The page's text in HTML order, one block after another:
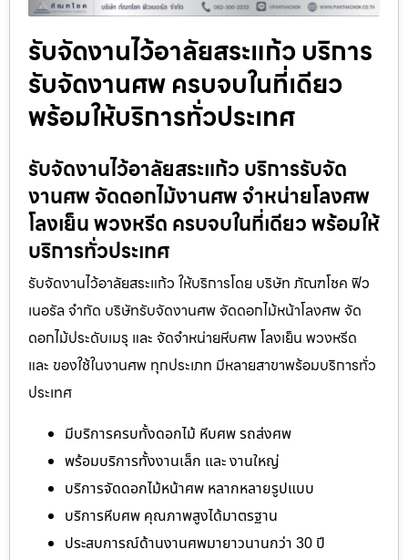
รับจัดงานไว้อาลัยสระแก้ว บริการ
รับจัดงานศพ ครบจบในที่เดียว
พร้อมให้บริการทั่วประเทศ
รับจัดงานไว้อาลัยสระแก้ว บริการรับจัด
งานศพ จัดดอกไม้งานศพ จำหน่ายโลงศพ
โลงเย็น พวงหรีด ครบจบในที่เดียว พร้อมให้
บริการทั่วประเทศ
รับจัดงานไว้อาลัยสระแก้ว ให้บริการโดย บริษัท ภัณฑโชค ฟิว
เนอรัล จำกัด บริษัทรับจัดงานศพ จัดดอกไม้หน้าโลงศพ จัด
ดอกไม้ประดับเมรุ และ จัดจำหน่ายหีบศพ โลงเย็น พวงหรีด
และ ของใช้ในงานศพ ทุกประเภท มีหลายสาขาพร้อมบริการทั่ว
ประเทศ
มีบริการครบทั้งดอกไม้ หีบศพ รถส่งศพ
พร้อมบริการทั้งงานเล็ก และ งานใหญ่
บริการจัดดอกไม้หน้าศพ หลากหลายรูปแบบ
บริการหีบศพ คุณภาพสูงได้มาตรฐาน
ประสบการณ์ด้านงานศพมายาวนานกว่า 30 ปี